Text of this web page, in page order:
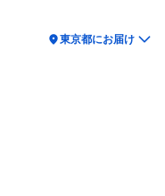
location_on東京都にお届け